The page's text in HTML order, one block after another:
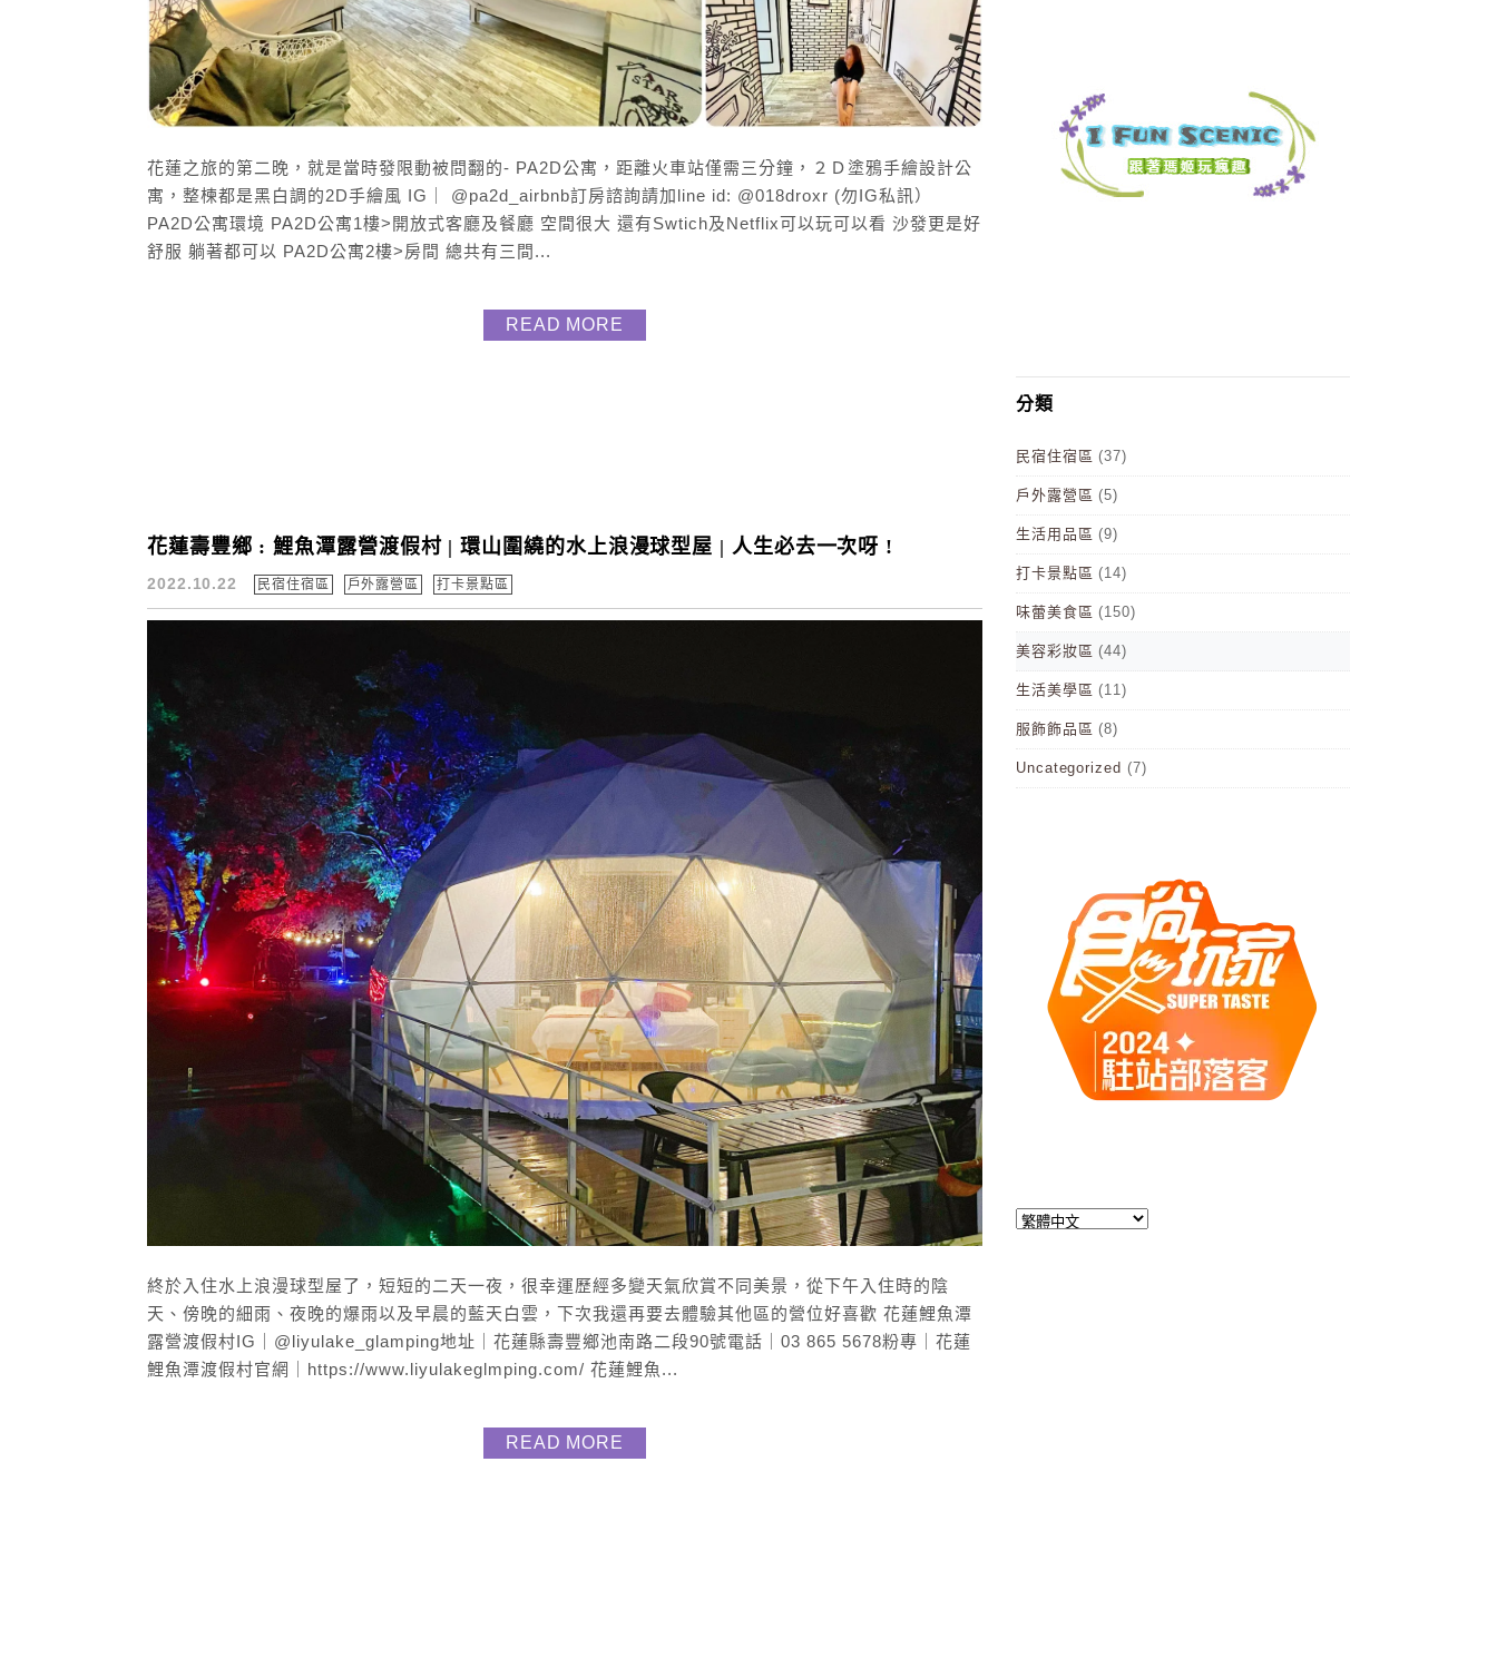
花蓮之旅的第二晚，就是當時發限動被問翻的- PA2D公寓，距離火車站僅需三分鐘，２Ｄ塗鴉手繪設計公
寓，整楝都是黑白調的2D手繪風 IG｜ @pa2d_airbnb訂房諮詢請加line id: @018droxr (勿IG私訊）
PA2D公寓環境 PA2D公寓1樓>開放式客廳及餐廳 空間很大 還有Swtich及Netflix可以玩可以看 沙發更是好
舒服 躺著都可以 PA2D公寓2樓>房間 總共有三間...
READ MORE
花蓮壽豐鄉 : 鯉魚潭露營渡假村 | 環山圍繞的水上浪漫球型屋 | 人生必去一次呀 !
2022.10.22 民宿住宿區 戶外露營區 打卡景點區
終於入住水上浪漫球型屋了，短短的二天一夜，很幸運歷經多變天氣欣賞不同美景，從下午入住時的陰
天、傍晚的細雨、夜晚的爆雨以及早晨的藍天白雲，下次我還再要去體驗其他區的營位好喜歡 花蓮鯉魚潭
露營渡假村IG｜@liyulake_glamping地址｜花蓮縣壽豐鄉池南路二段90號電話｜03 865 5678粉專｜花蓮
鯉魚潭渡假村官網｜https://www.liyulakeglmping.com/ 花蓮鯉魚...
READ MORE
分類
民宿住宿區 (37)
戶外露營區 (5)
生活用品區 (9)
打卡景點區 (14)
味蕾美食區 (150)
美容彩妝區 (44)
生活美學區 (11)
服飾飾品區 (8)
Uncategorized (7)